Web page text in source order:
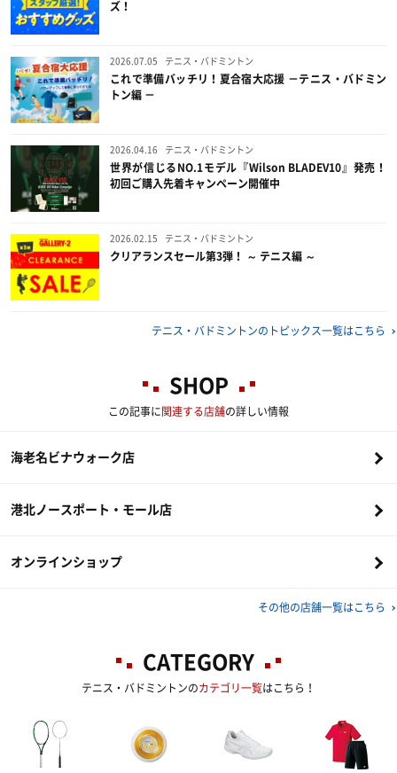
ズ！
2026.07.05 テニス・バドミントン
これで準備バッチリ！夏合宿大応援 －テニス・バドミン
トン編 －
2026.04.16 テニス・バドミントン
世界が信じるNO.1モデル『Wilson BLADEV10』発売！
初回ご購入先着キャンペーン開催中
2026.02.15 テニス・バドミントン
クリアランスセール第3弾！ ～ テニス編 ～
テニス・バドミントンのトピックス一覧はこちら
SHOP
この記事に 関連する店舗の詳しい情報
海老名ビナウォーク店
港北ノースポート・モール店
オンラインショップ
その他の店舗一覧はこちら
CATEGORY
テニス・バドミントンのカテゴリ一覧はこちら！